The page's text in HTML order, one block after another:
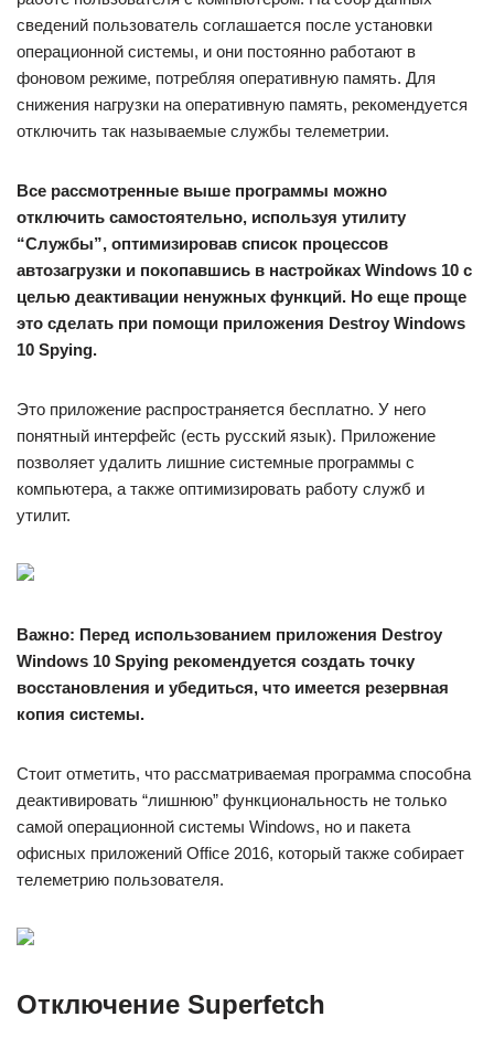
сведений пользователь соглашается после установки
операционной системы, и они постоянно работают в
фоновом режиме, потребляя оперативную память. Для
снижения нагрузки на оперативную память, рекомендуется
отключить так называемые службы телеметрии.
Все рассмотренные выше программы можно
отключить самостоятельно, используя утилиту
“Службы”, оптимизировав список процессов
автозагрузки и покопавшись в настройках Windows 10 с
целью деактивации ненужных функций. Но еще проще
это сделать при помощи приложения Destroy Windows
10 Spying.
Это приложение распространяется бесплатно. У него
понятный интерфейс (есть русский язык). Приложение
позволяет удалить лишние системные программы с
компьютера, а также оптимизировать работу служб и
утилит.
Важно: Перед использованием приложения Destroy
Windows 10 Spying рекомендуется создать точку
восстановления и убедиться, что имеется резервная
копия системы.
Стоит отметить, что рассматриваемая программа способна
деактивировать “лишнюю” функциональность не только
самой операционной системы Windows, но и пакета
офисных приложений Office 2016, который также собирает
телеметрию пользователя.
Отключение Superfetch